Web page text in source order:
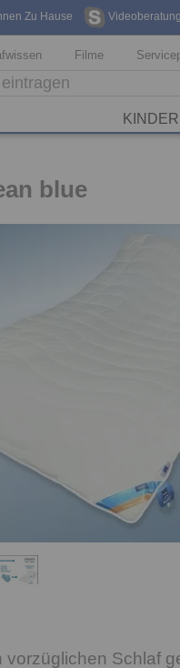
Zu Hause
Filme
KINDER
blue
vorzüglichen Schlaf